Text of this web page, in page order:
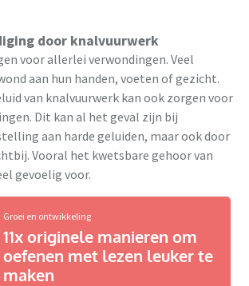
door knalvuurwerk
voor allerlei verwondingen. Veel
aan hun handen, voeten of gezicht.
van knalvuurwerk kan ook zorgen voor
Dit kan al het geval zijn bij
aan harde geluiden, maar ook door
Vooral het kwetsbare gehoor van
gevoelig voor.
Groei en ontwikkeling
11x originele manieren om
oefenen met lezen leuker te
maken